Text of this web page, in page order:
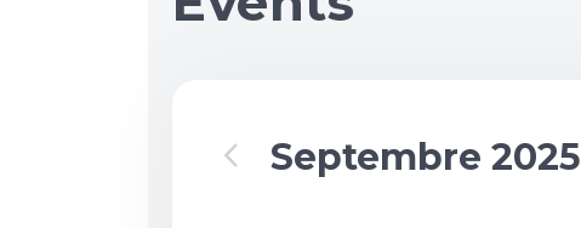
Septembre 2025